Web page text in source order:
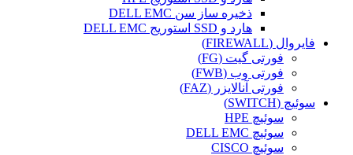
ذخیره ساز سن DELL EMC
هارد و SSD استوریج DELL EMC
فایروال (FIREWALL)
فورتی گیت (FG)
فورتی وب (FWB)
فورتی آنالایزر (FAZ)
سوئیچ (SWITCH)
سوئیچ HPE
سوئیچ DELL EMC
سوئیچ CISCO